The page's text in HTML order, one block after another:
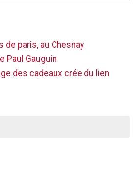
de paris, au Chesnay
Paul Gauguin
des cadeaux crée du lien